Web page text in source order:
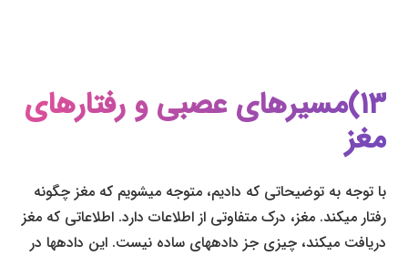
۱۳)مسیرهای عصبی و رفتارهای
مغز
با توجه به توضیحاتی که دادیم، متوجه می­شویم که مغز چگونه
رفتار می­کند. مغز، درک متفاوتی از اطلاعات دارد. اطلاعاتی که مغز
دریافت می­کند، چیزی جز داده­های ساده نیست. این داده­ها در